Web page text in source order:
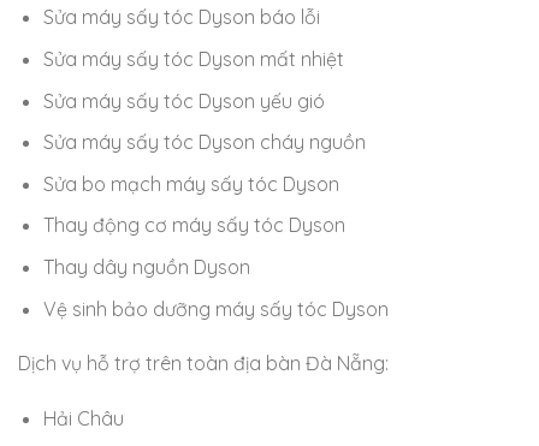
Sửa máy sấy tóc Dyson báo lỗi
Sửa máy sấy tóc Dyson mất nhiệt
Sửa máy sấy tóc Dyson yếu gió
Sửa máy sấy tóc Dyson cháy nguồn
Sửa bo mạch máy sấy tóc Dyson
Thay động cơ máy sấy tóc Dyson
Thay dây nguồn Dyson
Vệ sinh bảo dưỡng máy sấy tóc Dyson
Dịch vụ hỗ trợ trên toàn địa bàn Đà Nẵng:
Hải Châu